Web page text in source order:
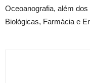
Oceoanografia, além
Biológicas, Farmácia e